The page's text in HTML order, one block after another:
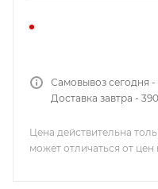
Самовывоз сегодня -
Доставка завтра -
Цена действительна
может отличаться от